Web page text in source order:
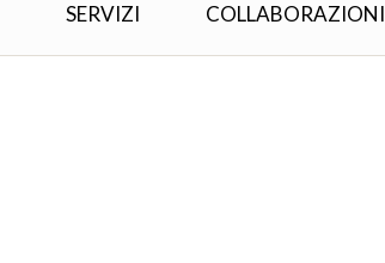
SERVIZI COLLABORAZIONI